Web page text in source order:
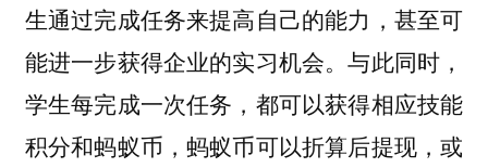
生通过完成任务来提高自己的能力，甚至可
能进一步获得企业的实习机会。与此同时，
学生每完成一次任务，都可以获得相应技能
积分和蚂蚁币，蚂蚁币可以折算后提现，或